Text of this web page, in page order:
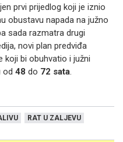
prvi prijedlog koji je iznio
obustavu napada na južno
sada razmatra drugi
novi plan predviđa
koji bi obuhvatio i južni
od 48 do 72 sata.
RAT U ZALJEVU